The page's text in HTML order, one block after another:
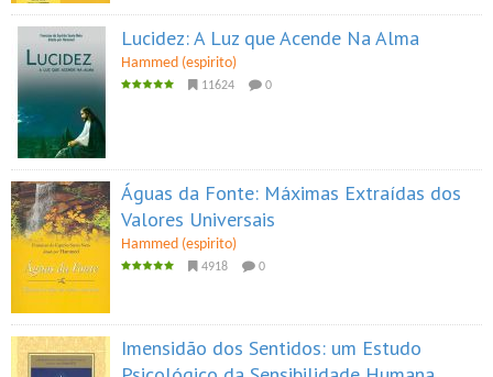
Lucidez: A Luz que Acende Na Alma
Hammed (espirito)
11624 0
Águas da Fonte: Máximas Extraídas dos
Valores Universais
Hammed (espirito)
4918 0
Imensidão dos Sentidos: um Estudo